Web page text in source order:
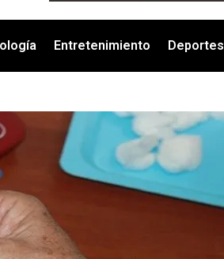
Entretenimiento Deportes